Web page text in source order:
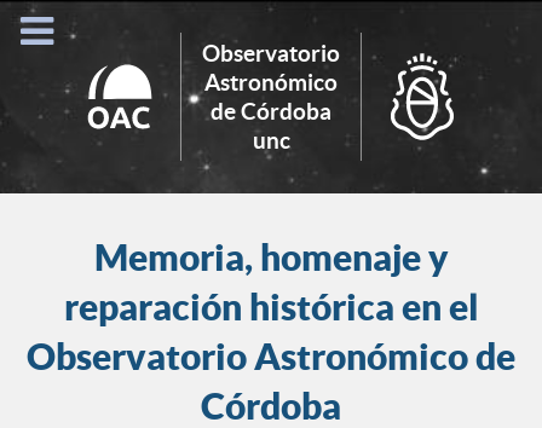
Observatorio
Astronómico
de Córdoba
unc
Search
for:
Memoria, homenaje y
reparación histórica en el
Observatorio Astronómico de
Córdoba